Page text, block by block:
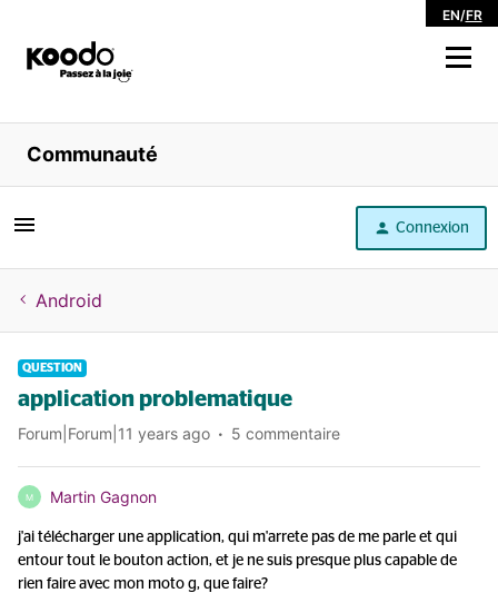
EN/FR
Magasiner
Libre service
Aide
Communauté
Connexion
Android
QUESTION
application problematique
Forum|Forum|11 years ago 5 commentaire
M Martin Gagnon
j'ai télécharger une application, qui m'arrete pas de me parle et qui
entour tout le bouton action, et je ne suis presque plus capable de
rien faire avec mon moto g, que faire?